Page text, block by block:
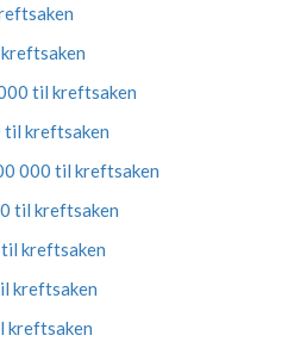
til kreftsaken
til kreftsaken
000 til kreftsaken
til kreftsaken
kreftsaken
kreftsaken
kreftsaken